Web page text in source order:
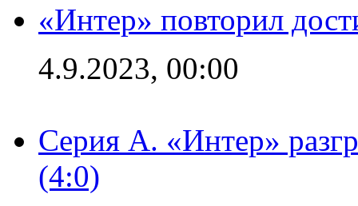
«Интер» повторил
4.9.2023, 00:00
Серия А. «Интер»
(4:0)